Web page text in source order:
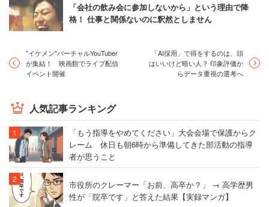
「会社の飲み会に参加しないから」という理由で降
格！ 仕事と関係ないのに釈然としません
"イケメン"バーチャルYouTuber
が集結！ 映画館でライブ配信
イベント開催
「AI採用」で得をするのは、頭
はいいけど暗い人？ 印象評価か
らデータ重視の選考へ
人気記事ランキング
「もう指導をやめてください」大会会場で保護からク
レーム 休日も朝6時から準備してきた部活動の指導
者が思うこと
市役所のクレーマー「お前、高卒か？」 → 高学歴男
性が「院卒です」と答えた結果【実録マンガ】